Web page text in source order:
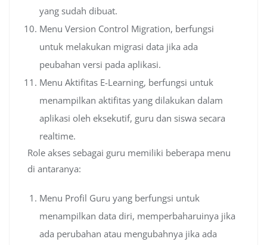
yang sudah dibuat.
Menu Version Control Migration, berfungsi
untuk melakukan migrasi data jika ada
peubahan versi pada aplikasi.
Menu Aktifitas E-Learning, berfungsi untuk
menampilkan aktifitas yang dilakukan dalam
aplikasi oleh eksekutif, guru dan siswa secara
realtime.
Role akses sebagai guru memiliki beberapa menu
di antaranya:
Menu Profil Guru yang berfungsi untuk
menampilkan data diri, memperbaharuinya jika
ada perubahan atau mengubahnya jika ada